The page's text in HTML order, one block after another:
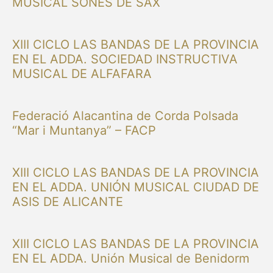
XIII CICLO LAS BANDAS DE LA PROVINCIA
EN EL ADDA. SOCIEDAD INSTRUCTIVA
MUSICAL DE ALFAFARA
Federació Alacantina de Corda Polsada
“Mar i Muntanya” – FACP
XIII CICLO LAS BANDAS DE LA PROVINCIA
EN EL ADDA. UNIÓN MUSICAL CIUDAD DE
ASIS DE ALICANTE
XIII CICLO LAS BANDAS DE LA PROVINCIA
EN EL ADDA. Unión Musical de Benidorm